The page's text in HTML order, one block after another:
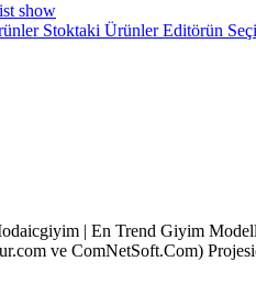
Stoktaki ÜrünlerEditörün
ve ComNetSoft.Com)